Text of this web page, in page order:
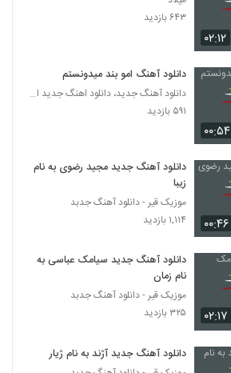
آهنگ کامران مولایی بنام آغوش ویرونه
دانلود آهنگ دل دل نکن از علیرضا قرینه
آهنگ مسند بنام وابده
آهنگ رضا ثابتی بنام مهم نیست
دانلود آهنگ سام حالم بده
۴۹۵ بازدید
۰۲:۱۲
۶۴۳ بازدید
۰۰:۵۴
دانلود آهنگ امو بند میدونستم
دانلود آهنگ جدید، دانلود اهنگ جدید ایرانی
۵۹۱ بازدید
۰۰:۴۶
دانلود آهنگ جدید مجید رضوی به نام
زیبا
موزیک قیر - دانلود آهنگ جدبد
۱,۱۱۴ بازدید
۰۲:۱۷
دانلود آهنگ جدید سیامک عباسی به
نام زمان
موزیک قیر - دانلود آهنگ جدبد
۳۲۵ بازدید
دانلود آهنگ جدید آژند به نام ژیار